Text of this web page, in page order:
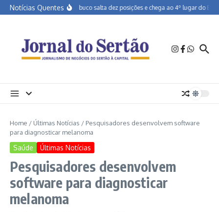
Ir para o conteúdo
Notícias QuentesPernambuco salta dez posições e chega ao 4º lugar do
Home / Últimas Notícias / Pesquisadores desenvolvem software
para diagnosticar melanoma
Saúde Últimas Notícias
Pesquisadores desenvolvem
software para diagnosticar
melanoma